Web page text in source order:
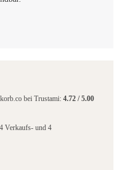
bei Trustami: 4.72 /5.00
Verkaufs- und 4